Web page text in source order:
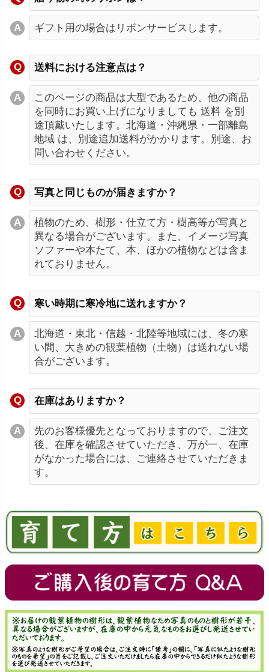
ギフト用の場合はリボンサービスします。
送料における注意点は？
このページの商品は大型であるため、他の商品
を同時にお買い上げになりましても 送料 を別
途頂戴いたします。北海道・沖縄県・一部離島
地域 は、別途追加送料がかかります。別途、お
問い合わせください。
写真と同じものが届きますか？
植物のため、樹形・仕立て方・樹高等が写真と
異なる場合がございます。また、イメージ写真
ソファーや本たて、本、ほかの植物などは含ま
れておりません。
寒い時期に寒冷地に送れますか？
北海道・東北・信越・北陸等地域には、冬の寒
い間、大きめの観葉植物（土物）は送れない場
合がございます。
在庫はありますか？
先のお客様優先となっておりますので、ご注文
後、在庫を確認させていただき、万が一、在庫
がなかった場合には、ご連絡させていただきま
す。